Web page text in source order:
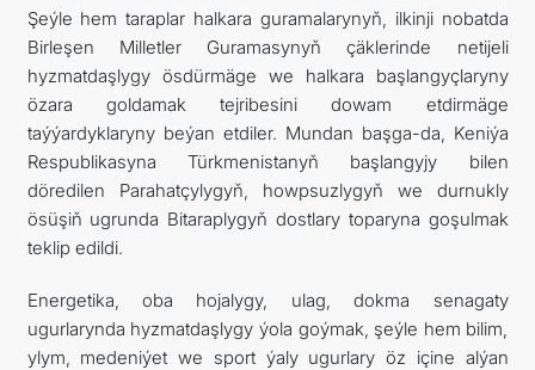
Şeýle hem taraplar halkara guramalarynyň, ilkinji nobatda
Birleşen Milletler Guramasynyň çäklerinde netijeli
hyzmatdaşlygy ösdürmäge we halkara başlangyçlaryny
özara goldamak tejribesini dowam etdirmäge
taýýardyklaryny beýan etdiler. Mundan başga-da, Keniýa
Respublikasyna Türkmenistanyň başlangyjy bilen
döredilen Parahatçylygyň, howpsuzlygyň we durnukly
ösüşiň ugrunda Bitaraplygyň dostlary toparyna goşulmak
teklip edildi.
Energetika, oba hojalygy, ulag, dokma senagaty
ugurlarynda hyzmatdaşlygy ýola goýmak, şeýle hem bilim,
ylym, medeniýet we sport ýaly ugurlary öz içine alýan